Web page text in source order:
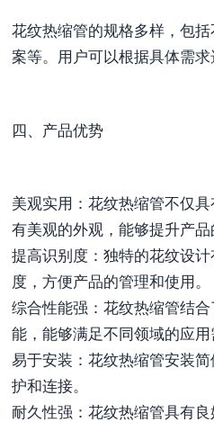
花纹热缩管的规格多样，包
案等。用户可以根据具体需求
四、产品优势
美观实用：花纹热缩管不仅
有美观的外观，能够提升产品
提高识别度：独特的花纹设
度，方便产品的管理和使用。
综合性能强：花纹热缩管结
能，能够满足不同领域的应用
易于安装：花纹热缩管安装
护和连接。
耐久性强：花纹热缩管具有